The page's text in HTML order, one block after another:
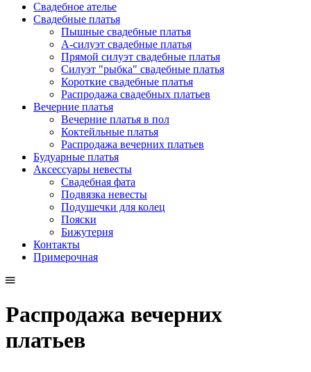
Свадебное ателье
Свадебные платья
Пышные свадебные платья
А-силуэт свадебные платья
Прямой силуэт свадебные платья
Силуэт "рыбка" свадебные платья
Короткие свадебные платья
Распродажа свадебных платьев
Вечерние платья
Вечерние платья в пол
Коктейльные платья
Распродажа вечерних платьев
Будуарные платья
Аксессуары невесты
Свадебная фата
Подвязка невесты
Подушечки для колец
Пояски
Бижутерия
Контакты
Примерочная
Распродажа вечерних
платьев